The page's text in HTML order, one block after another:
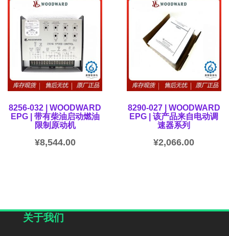
8256-032 | WOODWARD
EPG | 带有柴油启动燃油
限制原动机
¥8,544.00
8290-027 | WOODWARD
EPG | 该产品来自电动调
速器系列
¥2,066.00
关于我们